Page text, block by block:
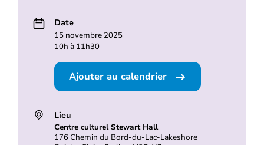
Date
15 novembre 2025
10h à 11h30
Ajouter au calendrier
Lieu
Centre culturel Stewart Hall
176 Chemin du Bord-du-Lac-Lakeshore